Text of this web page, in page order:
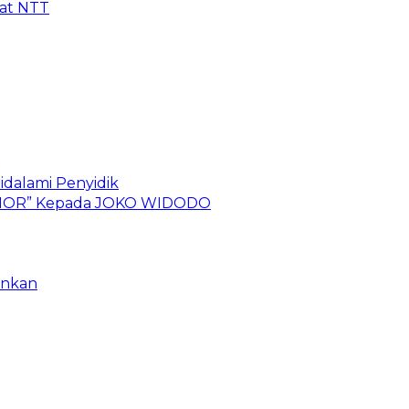
NTT
Penyidik
Kepada JOKO WIDODO